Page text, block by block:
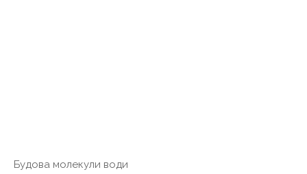
Будова молекули води